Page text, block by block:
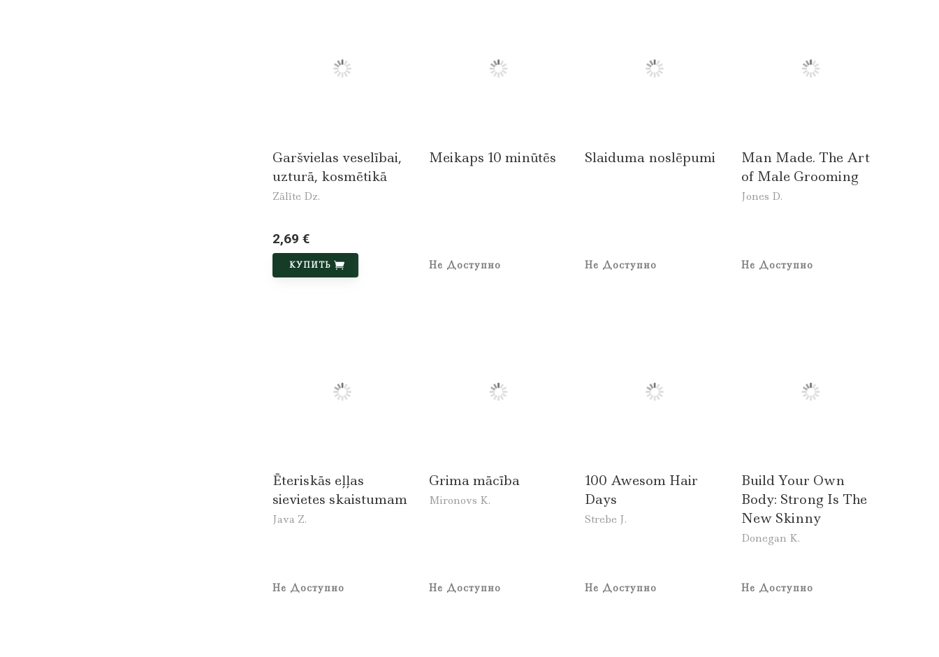
Garšvielas veselībai,
uzturā, kosmētikā
Zālīte Dz.
2,69 €
КУПИТЬ
Meikaps 10 minūtēs
Не Доступно
Slaiduma noslēpumi
Не Доступно
Man Made. The Art
of Male Grooming
Jones D.
Не Доступно
Ēteriskās eļļas
sievietes skaistumam
Java Z.
Не Доступно
Grima mācība
Mironovs K.
Не Доступно
100 Awesom Hair
Days
Strebe J.
Не Доступно
Build Your Own
Body: Strong Is The
New Skinny
Donegan K.
Не Доступно